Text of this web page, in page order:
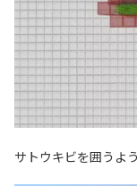
サトウキビを囲うよ